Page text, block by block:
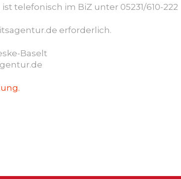
telefonisch im BiZ unter 05231/610-222
erforderlich.
Baselt
e